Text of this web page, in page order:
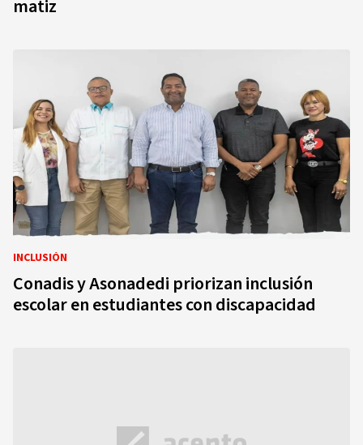
matiz
INCLUSIÓN
Conadis y Asonadedi priorizan inclusión
escolar en estudiantes con discapacidad